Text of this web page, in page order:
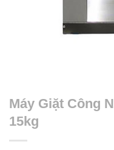
Máy Giặt Công
15kg